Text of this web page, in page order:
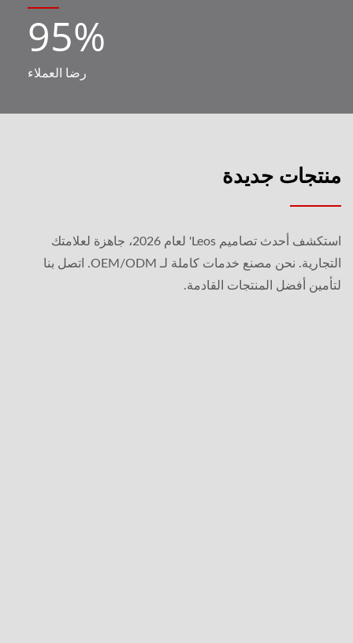
95%
رضا العملاء
منتجات جديدة
استكشف أحدث تصاميم Leos' لعام 2026، جاهزة لعلامتك
التجارية. نحن مصنع خدمات كاملة لـ OEM/ODM. اتصل بنا
لتأمين أفضل المنتجات القادمة.